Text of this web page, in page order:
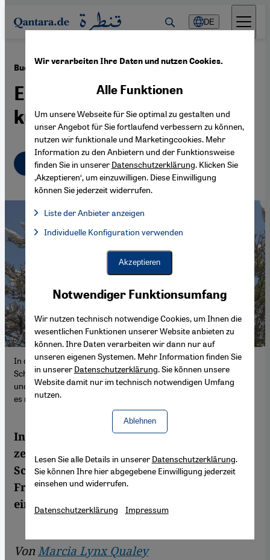
Direkt zum Inhalt springen
DE
Buchtipp: "Kurdistan + 100" ·01.12.2023
Erzählungen aus einer
künftigen Republik
Deutsch English عربي
In dieser wegweisenden Textsammlung entwerfen kurdische
Schriftstellerinnen und Schriftsteller – darunter mehrere aktuelle
und ehemalige politische Gefangene – eine freiere Zukunft, in der
es nicht mehr illegal ist, Kurde zu sein (Bild: DW)
In „Kurdistan + 100“ beantworten
zeitgenössische kurdische
Schriftstellerinnen und Schriftsteller die
Frage: „Können die Kurden eines Tages
einen eigenen Staat haben?“
Von Marcia Lynx Qualey
Wir verarbeiten Ihre Daten und nutzen Cookies.
Notwendiger Funktionsumfang
Wir nutzen technisch notwendige Cookies, um Ihnen die
wesentlichen Funktionen unserer Website anbieten zu
können. Ihre Daten verarbeiten wir dann nur auf
unseren eigenen Systemen. Mehr Information finden Sie
in unserer Datenschutzerklärung. Sie können unsere
Website damit nur im technisch notwendigen Umfang
nutzen.
Ablehnen
Alle Funktionen
Um unsere Webseite für Sie optimal zu gestalten und
unser Angebot für Sie fortlaufend verbessern zu können,
nutzen wir funktionale und Marketingcookies. Mehr
Information zu den Anbietern und der Funktionsweise
finden Sie in unserer Datenschutzerklärung. Klicken Sie
‚Akzeptieren‘, um einzuwilligen. Diese Einwilligung
können Sie jederzeit widerrufen.
Liste der Anbieter anzeigen
Facebook Embed / Facebook Connect, Google Maps Embed,
Facebook Embed / Facebook Connect
Google Maps Embed
Individuelle Konfiguration verwenden
Akzeptieren
Lesen Sie alle Details in unserer Datenschutzerklärung.
Sie können Ihre hier abgegebene Einwilligung jederzeit
einsehen und widerrufen.
Datenschutzerklärung Impressum